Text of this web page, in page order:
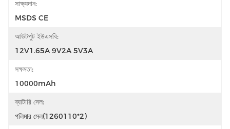
সাক্ষ্যদান:
MSDS CE
আউটপুট ইউএসবি:
12V1.65A 9V2A 5V3A
সক্ষমতা:
10000mAh
ব্যাটারি সেল:
পলিমার সেল(1260110*2)